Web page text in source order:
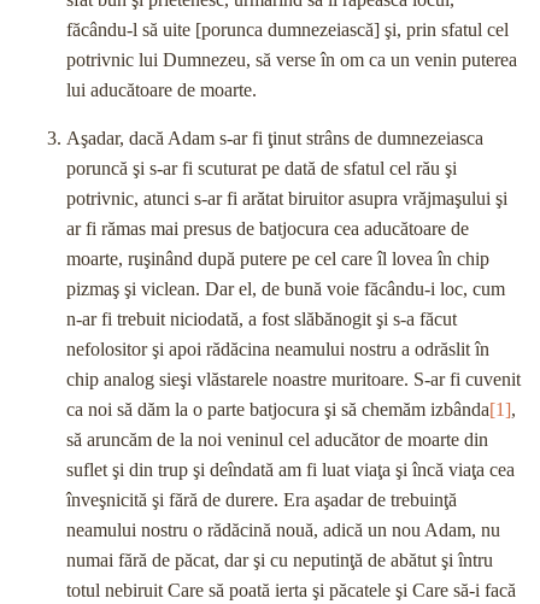
făcându-l să uite [porunca dumnezeiască] şi, prin sfatul cel
potrivnic lui Dumnezeu, să verse în om ca un venin puterea
lui aducătoare de moarte.
Aşadar, dacă Adam s-ar fi ţinut strâns de dumnezeiasca
poruncă şi s-ar fi scuturat pe dată de sfatul cel rău şi
potrivnic, atunci s-ar fi arătat biruitor asupra vrăjmaşului şi
ar fi rămas mai presus de batjocura cea aducătoare de
moarte, ruşinând după putere pe cel care îl lovea în chip
pizmaş şi viclean. Dar el, de bună voie făcându-i loc, cum
n-ar fi trebuit niciodată, a fost slăbănogit şi s-a făcut
nefolositor şi apoi rădăcina neamului nostru a odrăslit în
chip analog sieşi vlăstarele noastre muritoare. S-ar fi cuvenit
ca noi să dăm la o parte batjocura şi să chemăm izbânda[1],
să aruncăm de la noi veninul cel aducător de moarte din
suflet şi din trup şi deîndată am fi luat viaţa şi încă viaţa cea
înveşnicită şi fără de durere. Era aşadar de trebuinţă
neamului nostru o rădăcină nouă, adică un nou Adam, nu
numai fără de păcat, dar şi cu neputinţă de abătut şi întru
totul nebiruit Care să poată ierta şi păcatele şi Care să-i facă